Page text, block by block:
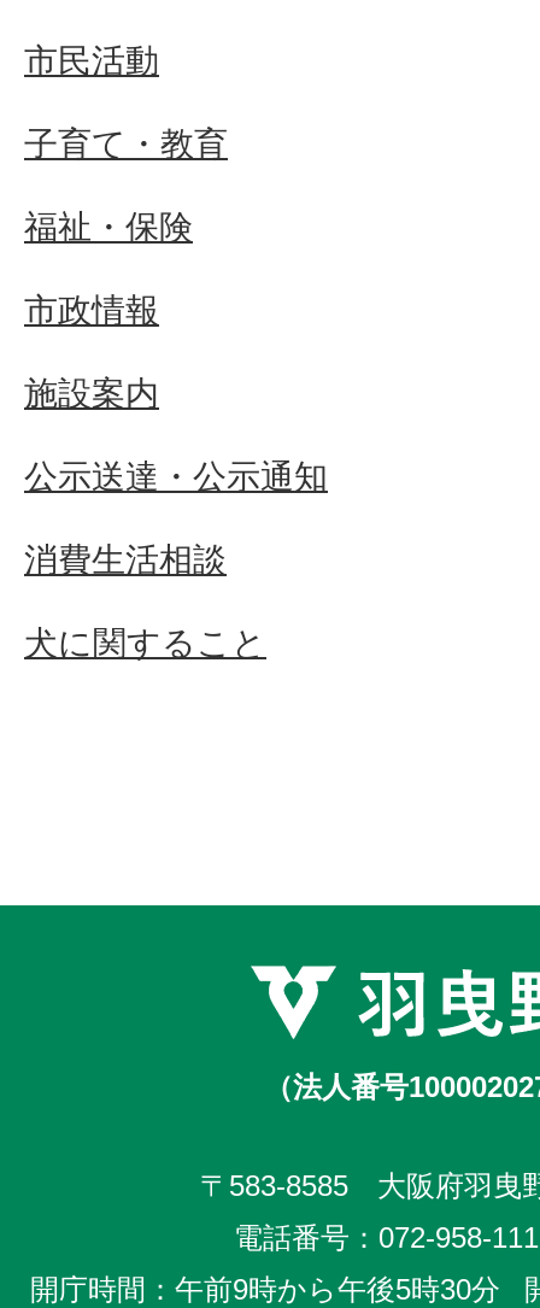
市民活動
子育て・教育
福祉・保険
市政情報
施設案内
公示送達・公示通知
消費生活相談
犬に関すること
（法人番号
〒583-8585 大阪府羽曳
電話番号： 072-958-
開庁時間：午前9時から午後5時30分